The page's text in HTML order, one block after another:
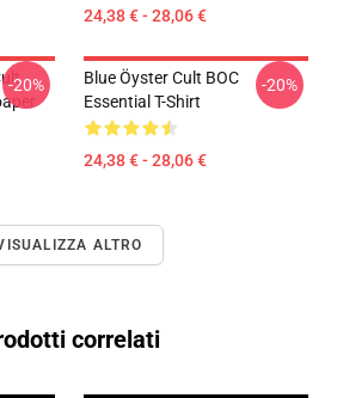
24,38 € - 28,06 €
-20%
Blue Öyster Cult BOC
Essential T-Shirt
24,38 € - 28,06 €
-20%
ALTRO
correlati